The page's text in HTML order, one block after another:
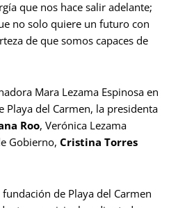
que nos hace salir adelante;
no solo quiere un futuro con
de que somos capaces de
Mara Lezama Espinosa en
Playa del Carmen, la presidenta
Roo, Verónica Lezama
Gobierno, Cristina Torres
de Playa del Carmen